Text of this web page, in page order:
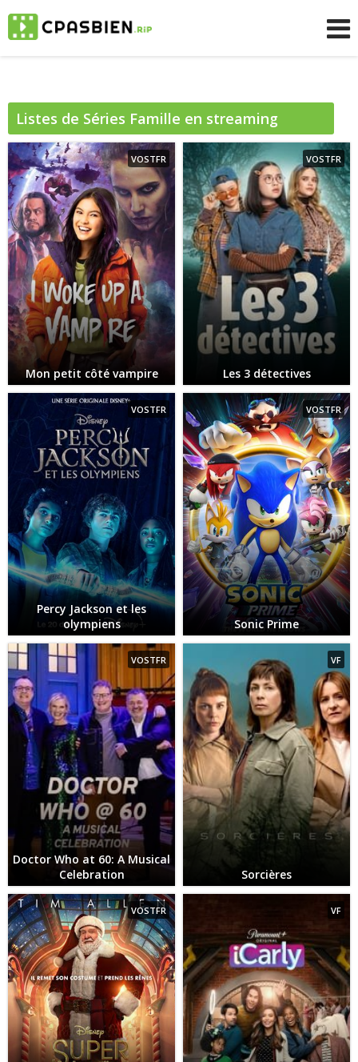
Listes de Séries Famille en streaming
gratuit sur CpasBien
VOSTFR
Mon petit côté vampire
VOSTFR
Les 3 détectives
VOSTFR
Percy Jackson et les
olympiens
VOSTFR
Sonic Prime
VOSTFR
Doctor Who at 60: A Musical
Celebration
VF
Sorcières
VOSTFR VF